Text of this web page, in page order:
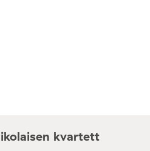
kvartett